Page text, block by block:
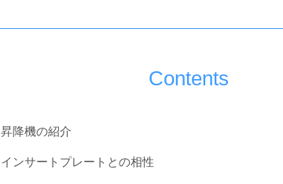
Contents
昇降機の紹介
インサートプレートとの相性